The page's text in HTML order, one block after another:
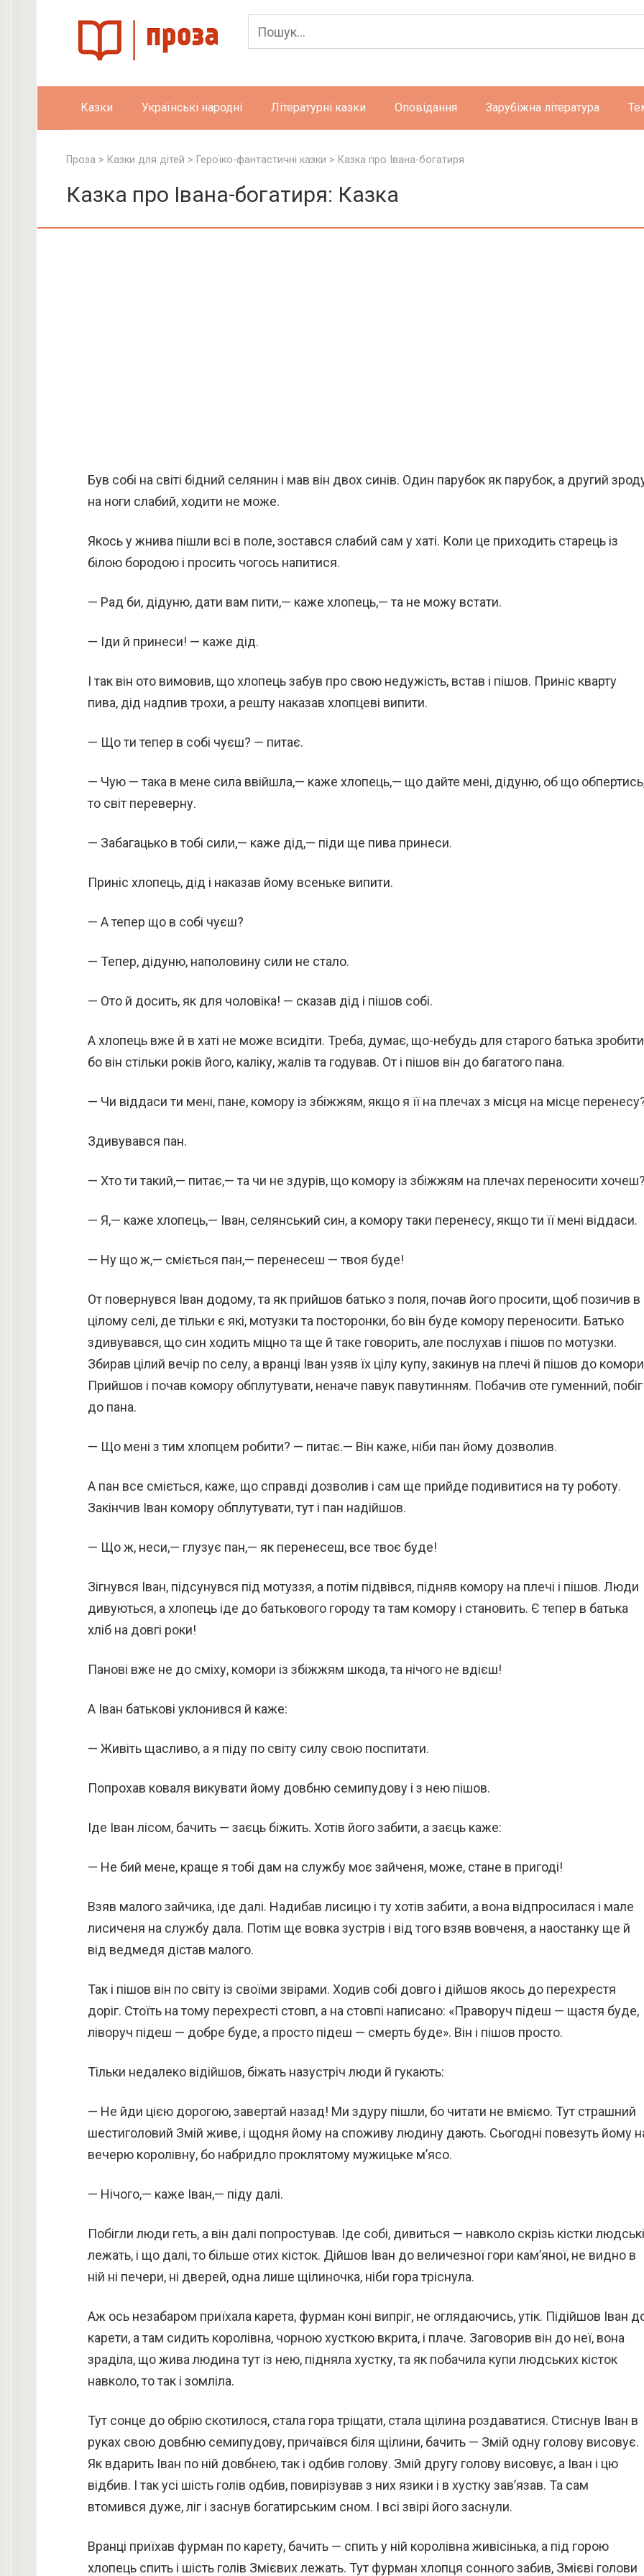
Казки Українські народні Літературні казки Оповідання Зарубіжна література
Проза > Казки для дітей > Героїко-фантастичні казки > Казка про Івана-богатиря
Казка про Івана-богатиря: Казка
Був собі на світі бідний селянин і мав він двох синів. Один парубок як парубок, а другий
на ноги слабий, ходити не може.
Якось у жнива пішли всі в поле, зостався слабий сам у хаті. Коли це приходить старець із
білою бородою і просить чогось напитися.
— Рад би, дідуню, дати вам пити,— каже хлопець,— та не можу встати.
— Іди й принеси! — каже дід.
І так він ото вимовив, що хлопець забув про свою недужість, встав і пішов. Приніс кварту
пива, дід надпив трохи, а решту наказав хлопцеві випити.
— Що ти тепер в собі чуєш? — питає.
— Чую — така в мене сила ввійшла,— каже хлопець,— що дайте мені, дідуню, об що
то світ переверну.
— Забагацько в тобі сили,— каже дід,— піди ще пива принеси.
Приніс хлопець, дід і наказав йому всеньке випити.
— А тепер що в собі чуєш?
— Тепер, дідуню, наполовину сили не стало.
— Ото й досить, як для чоловіка! — сказав дід і пішов собі.
А хлопець вже й в хаті не може всидіти. Треба, думає, що-небудь для старого батька
бо він стільки років його, каліку, жалів та годував. От і пішов він до багатого пана.
— Чи віддаси ти мені, пане, комору із збіжжям, якщо я її на плечах з місця на місце
Здивувався пан.
— Хто ти такий,— питає,— та чи не здурів, що комору із збіжжям на плечах переносити
— Я,— каже хлопець,— Іван, селянський син, а комору таки перенесу, якщо ти її мені віддаси.
— Ну що ж,— сміється пан,— перенесеш — твоя буде!
От повернувся Іван додому, та як прийшов батько з поля, почав його просити, щоб позичив в
цілому селі, де тільки є які, мотузки та посторонки, бо він буде комору переносити. Батько
здивувався, що син ходить міцно та ще й таке говорить, але послухав і пішов по мотузки.
Збирав цілий вечір по селу, а вранці Іван узяв їх цілу купу, закинув на плечі й пішов до
Прийшов і почав комору обплутувати, неначе павук павутинням. Побачив оте гуменний, побіг
до пана.
— Що мені з тим хлопцем робити? — питає.— Він каже, ніби пан йому дозволив.
А пан все сміється, каже, що справді дозволив і сам ще прийде подивитися на ту роботу.
Закінчив Іван комору обплутувати, тут і пан надійшов.
— Що ж, неси,— глузує пан,— як перенесеш, все твоє буде!
Зігнувся Іван, підсунувся під мотуззя, а потім підвівся, підняв комору на плечі і пішов. Люди
дивуються, а хлопець іде до батькового городу та там комору і становить. Є тепер в батька
хліб на довгі роки!
Панові вже не до сміху, комори із збіжжям шкода, та нічого не вдієш!
А Іван батькові уклонився й каже:
— Живіть щасливо, а я піду по світу силу свою поспитати.
Попрохав коваля викувати йому довбню семипудову і з нею пішов.
Іде Іван лісом, бачить — заєць біжить. Хотів його забити, а заєць каже:
— Не бий мене, краще я тобі дам на службу моє зайченя, може, стане в пригоді!
Взяв малого зайчика, іде далі. Надибав лисицю і ту хотів забити, а вона відпросилася і мале
лисиченя на службу дала. Потім ще вовка зустрів і від того взяв вовченя, а наостанку ще й
від ведмедя дістав малого.
Так і пішов він по світу із своїми звірами. Ходив собі довго і дійшов якось до перехрестя
доріг. Стоїть на тому перехресті стовп, а на стовпі написано: «Праворуч підеш — щастя буде,
ліворуч підеш — добре буде, а просто підеш — смерть буде». Він і пішов просто.
Тільки недалеко відійшов, біжать назустріч люди й гукають:
— Не йди цією дорогою, завертай назад! Ми здуру пішли, бо читати не вміємо. Тут страшний
шестиголовий Змій живе, і щодня йому на споживу людину дають. Сьогодні повезуть йому
вечерю королівну, бо набридло проклятому мужицьке м’ясо.
— Нічого,— каже Іван,— піду далі.
Побігли люди геть, а він далі попростував. Іде собі, дивиться — навколо скрізь кістки людські
лежать, і що далі, то більше отих кісток. Дійшов Іван до величезної гори кам’яної, не видно в
ній ні печери, ні дверей, одна лише щілиночка, ніби гора тріснула.
Аж ось незабаром приїхала карета, фурман коні випріг, не оглядаючись, утік. Підійшов Іван
карети, а там сидить королівна, чорною хусткою вкрита, і плаче. Заговорив він до неї, вона
зраділа, що жива людина тут із нею, підняла хустку, та як побачила купи людських кісток
навколо, то так і зомліла.
Тут сонце до обрію скотилося, стала гора тріщати, стала щілина роздаватися. Стиснув Іван в
руках свою довбню семипудову, причаївся біля щілини, бачить — Змій одну голову висовує.
Як вдарить Іван по ній довбнею, так і одбив голову. Змій другу голову висовує, а Іван і цю
відбив. І так усі шість голів одбив, повирізував з них язики і в хустку зав’язав. Та сам
втомився дуже, ліг і заснув богатирським сном. І всі звірі його заснули.
Вранці приїхав фурман по карету, бачить — спить у ній королівна живісінька, а під горою
хлопець спить і шість голів Змієвих лежать. Тут фурман хлопця сонного забив, Змієві голови